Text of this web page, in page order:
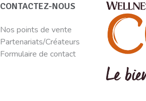
CONTACTEZ-NOUS
Nos points de vente
Partenariats/Créateurs
Formulaire de contact